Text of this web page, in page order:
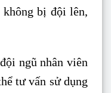
bị đội lên,
ngũ nhân viên
tư vấn sử dụng